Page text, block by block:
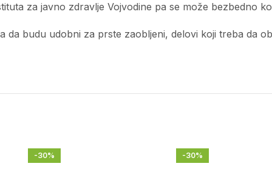
za javno zdravlje Vojvodine pa se može bezbedno
budu udobni za prste zaobljeni, delovi koji treba da
-30% -30%